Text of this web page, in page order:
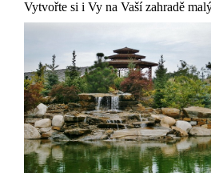
Vytvořte si i Vy na Vaší zahradě